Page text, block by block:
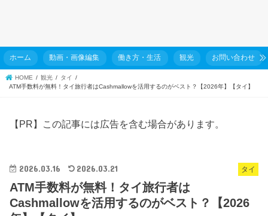
ホーム 動画・画像編集 働き方・生活 観光 お問い合わせ
HOME 観光
タイ
ATM手数料が無料！タイ旅行者はCashmallowを活用するのがベスト？【2026年】【タイ】
【PR】この記事には広告を含む場合があります。
タイ
2026.03.16 2026.03.21
ATM手数料が無料！タイ旅行者は
Cashmallowを活用するのがベスト？【2026